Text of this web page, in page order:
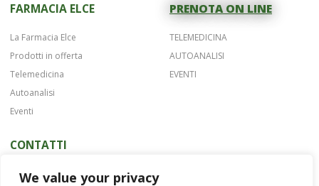
We value your privacy
FARMACIA ELCE
La Farmacia Elce
Prodotti in offerta
Telemedicina
Autoanalisi
Eventi
PRENOTA ON LINE
TELEMEDICINA
AUTOANALISI
EVENTI
CONTATTI
Telefono 075 42622